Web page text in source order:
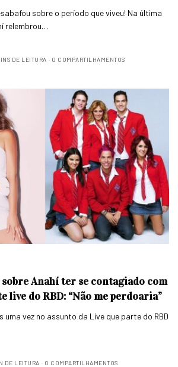
sobre o período que viveu! Na última
relembrou…
DE LEITURA 0 COMPARTILHAMENTOS
Anahí ter se contagiado com
live do RBD: “Não me perdoaria”
uma vez no assunto da Live que parte do RBD
DE LEITURA 0 COMPARTILHAMENTOS